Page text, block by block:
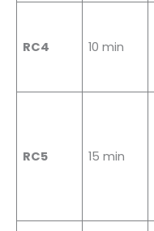
RC4 10 min
RC5 15 min